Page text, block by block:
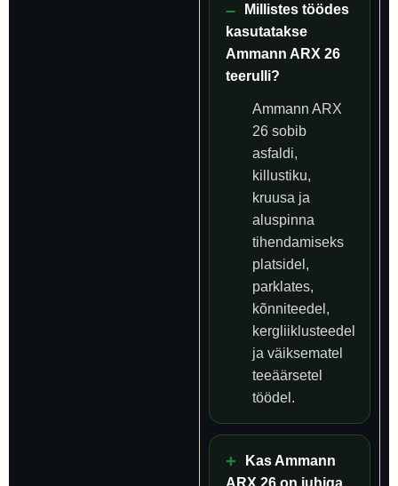
Millistes töödes
kasutatakse
Ammann ARX 26
teerulli?
Ammann ARX
26 sobib
asfaldi,
killustiku,
kruusa ja
aluspinna
tihendamiseks
platsidel,
parklates,
kõnniteedel,
kergliiklusteedel
ja väiksematel
teeäärsetel
töödel.
Kas Ammann
ARX 26 on juhiga